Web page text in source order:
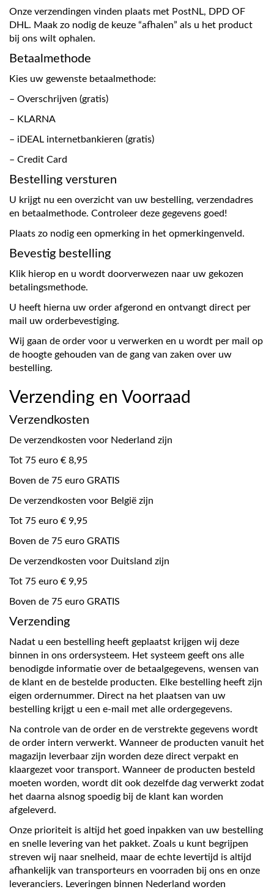
Onze verzendingen vinden plaats met PostNL, DPD OF
DHL. Maak zo nodig de keuze “afhalen” als u het product
bij ons wilt ophalen.
Betaalmethode
Kies uw gewenste betaalmethode:
– Overschrijven (gratis)
– KLARNA
– iDEAL internetbankieren (gratis)
– Credit Card
Bestelling versturen
U krijgt nu een overzicht van uw bestelling, verzendadres
en betaalmethode. Controleer deze gegevens goed!
Plaats zo nodig een opmerking in het opmerkingenveld.
Bevestig bestelling
Klik hierop en u wordt doorverwezen naar uw gekozen
betalingsmethode.
U heeft hierna uw order afgerond en ontvangt direct per
mail uw orderbevestiging.
Wij gaan de order voor u verwerken en u wordt per mail op
de hoogte gehouden van de gang van zaken over uw
bestelling.
Verzending en Voorraad
Verzendkosten
De verzendkosten voor Nederland zijn
Tot 75 euro € 8,95
Boven de 75 euro GRATIS
De verzendkosten voor België zijn
Tot 75 euro € 9,95
Boven de 75 euro GRATIS
De verzendkosten voor Duitsland zijn
Tot 75 euro € 9,95
Boven de 75 euro GRATIS
Verzending
Nadat u een bestelling heeft geplaatst krijgen wij deze
binnen in ons ordersysteem. Het systeem geeft ons alle
benodigde informatie over de betaalgegevens, wensen van
de klant en de bestelde producten. Elke bestelling heeft zijn
eigen ordernummer. Direct na het plaatsen van uw
bestelling krijgt u een e-mail met alle ordergegevens.
Na controle van de order en de verstrekte gegevens wordt
de order intern verwerkt. Wanneer de producten vanuit het
magazijn leverbaar zijn worden deze direct verpakt en
klaargezet voor transport. Wanneer de producten besteld
moeten worden, wordt dit ook dezelfde dag verwerkt zodat
het daarna alsnog spoedig bij de klant kan worden
afgeleverd.
Onze prioriteit is altijd het goed inpakken van uw bestelling
en snelle levering van het pakket. Zoals u kunt begrijpen
streven wij naar snelheid, maar de echte levertijd is altijd
afhankelijk van transporteurs en voorraden bij ons en onze
leveranciers. Leveringen binnen Nederland worden